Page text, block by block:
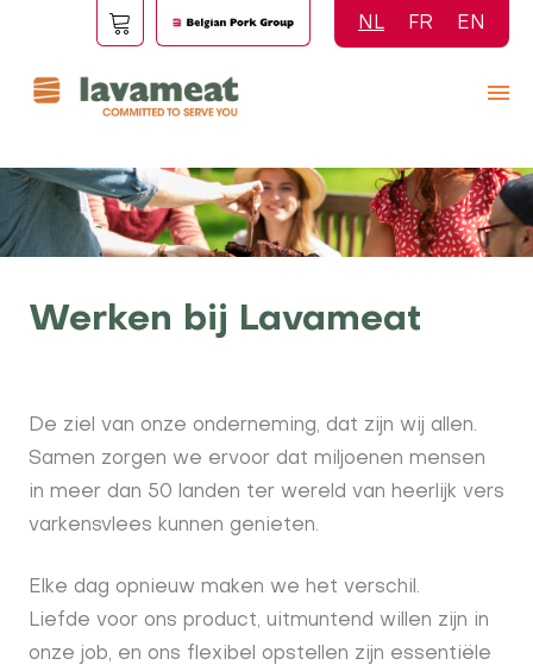
inhoud
NL FR EN
Werken bij Lavameat
De ziel van onze onderneming, dat zijn wij allen.
Samen zorgen we ervoor dat miljoenen mensen
in meer dan 50 landen ter wereld van heerlijk vers
varkensvlees kunnen genieten.
Elke dag opnieuw maken we het verschil.
Liefde voor ons product, uitmuntend willen zijn in
onze job, en ons flexibel opstellen zijn essentiële